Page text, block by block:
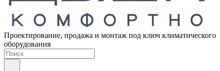
Проектирование, продажа и монтаж под ключ климатического
оборудования